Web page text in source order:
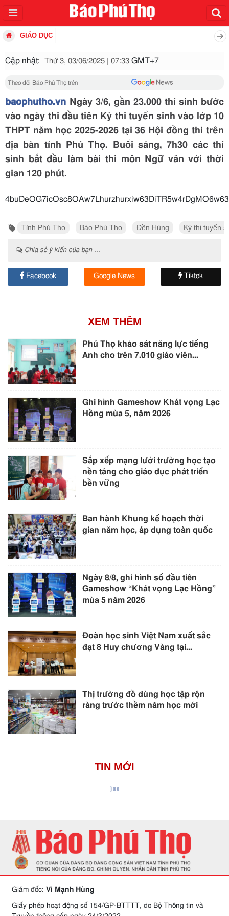
GIÁO DỤC
Cập nhật: Thứ 3, 03/06/2025 | 07:33 GMT+7
Theo dõi Báo Phú Thọ trên
baophutho.vn Ngày 3/6, gần 23.000 thí sinh bước
vào ngày thi đầu tiên Kỳ thi tuyển sinh vào lớp 10
THPT năm học 2025-2026 tại 36 Hội đồng thi trên
địa bàn tỉnh Phú Thọ. Buổi sáng, 7h30 các thí
sinh bắt đầu làm bài thi môn Ngữ văn với thời
gian 120 phút.
Tỉnh Phú Thọ Báo Phú Thọ Đền Hùng Kỳ thi tuyển
Chia sẻ ý kiến của bạn ...
Facebook Google News Tiktok
XEM THÊM
Phú Thọ khảo sát năng lực tiếng
Anh cho trên 7.010 giáo viên...
Ghi hình Gameshow Khát vọng Lạc
Hồng mùa 5, năm 2026
Sắp xếp mạng lưới trường học tạo
nền tảng cho giáo dục phát triển
bền vững
Ban hành Khung kế hoạch thời
gian năm học, áp dụng toàn quốc
Ngày 8/8, ghi hình số đầu tiên
Gameshow “Khát vọng Lạc Hồng”
mùa 5 năm 2026
Đoàn học sinh Việt Nam xuất sắc
đạt 8 Huy chương Vàng tại...
Thị trường đồ dùng học tập rộn
ràng trước thềm năm học mới
TIN MỚI
Giám đốc: Vi Mạnh Hùng
Giấy phép hoạt động số 154/GP-BTTTT, do Bộ Thông tin và